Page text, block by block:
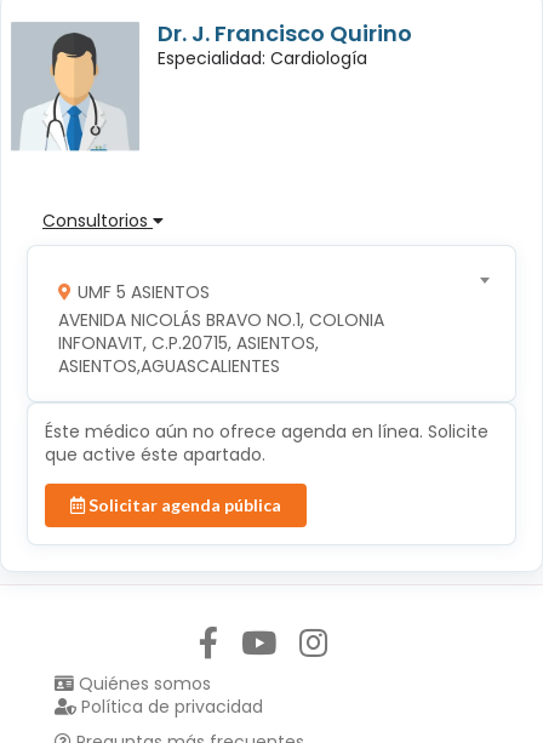
Dr. J. Francisco Quirino
Especialidad: Cardiología
Consultorios
UMF 5 ASIENTOS
AVENIDA NICOLÁS BRAVO NO.1, COLONIA
INFONAVIT, C.P.20715, ASIENTOS,
ASIENTOS,AGUASCALIENTES
Éste médico aún no ofrece agenda en línea. Solicite
que active éste apartado.
Solicitar agenda pública
Quiénes somos
Política de privacidad